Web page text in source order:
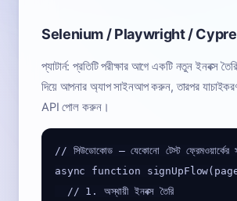
Selenium / Playwright /
প্যাটার্ন: প্রতিটি পরীক্ষার আগে একটি নতুন ইনবক্স
দিয়ে আপনার অ্যাপ সাইনআপ করুন, তারপর
API পোল করুন।
// সিউডোকোড — যেকোনো টেস্ট ফ্রেমওয়ার্কের
async function
  // 1. অস্থায়ী ইনবক্স তৈরি